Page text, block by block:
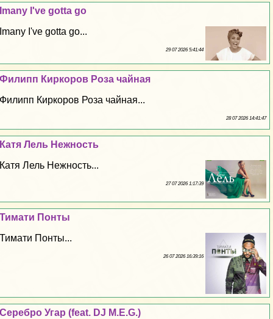
Imany I've gotta go
Imany I've gotta go...
29 07 2026 5:41:44
Филипп Киркоров Роза чайная
Филипп Киркоров Роза чайная...
28 07 2026 14:41:47
Катя Лель Нежность
Катя Лель Нежность...
27 07 2026 1:17:39
Тимати Понты
Тимати Понты...
26 07 2026 16:39:16
Серебро Угар (feat. DJ M.E.G.)